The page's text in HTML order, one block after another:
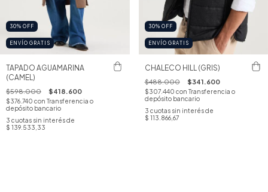
30% OFF
ENVÍO GRATIS
TAPADO AGUAMARINA
(CAMEL)
$598.000 $418.600
$376.740 con Transferencia o
depósito bancario
3 cuotas sin interés de
$ 139.533,33
30% OFF
ENVÍO GRATIS
CHALECO HILL (GRIS)
$488.000 $341.600
$307.440 con Transferencia o
depósito bancario
3 cuotas sin interés de
$ 113.866,67